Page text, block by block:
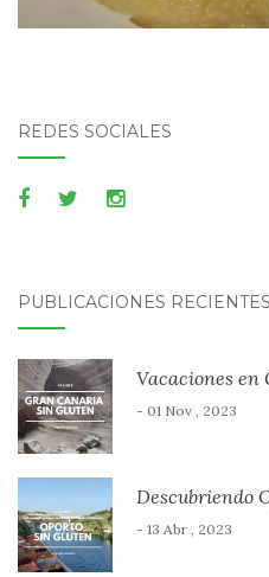
REDES SOCIALES
PUBLICACIONES RECIENTES
Vacaciones
- 01 Nov , 2023
Descubriendo
- 13 Abr , 2023